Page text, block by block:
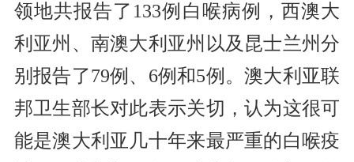
领地共报告了133例白喉病例，西澳大
利亚州、南澳大利亚州以及昆士兰州分
别报告了79例、6例和5例。澳大利亚联
邦卫生部长对此表示关切，认为这很可
能是澳大利亚几十年来最严重的白喉疫